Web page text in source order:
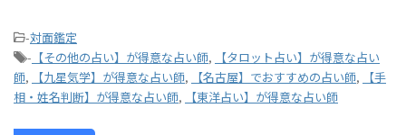
-対面鑑定
- 【その他の占い】が得意な占い師,
【タロット占い】が得意な占い
師, 【九星気学】が得意な占い師, 【名古屋】でおすすめの占い師,
【手
相・姓名判断】が得意な占い師, 【東洋占い】が得意な占い師